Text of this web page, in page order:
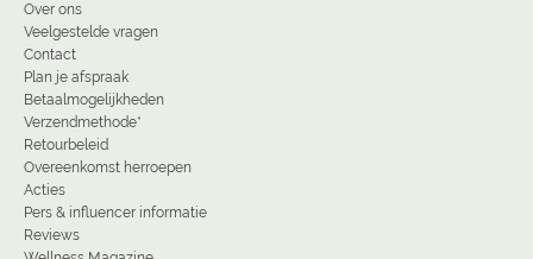
Over ons
Veelgestelde vragen
Contact
Plan je afspraak
Betaalmogelijkheden
Verzendmethode*
Retourbeleid
Overeenkomst herroepen
Acties
Pers & influencer informatie
Reviews